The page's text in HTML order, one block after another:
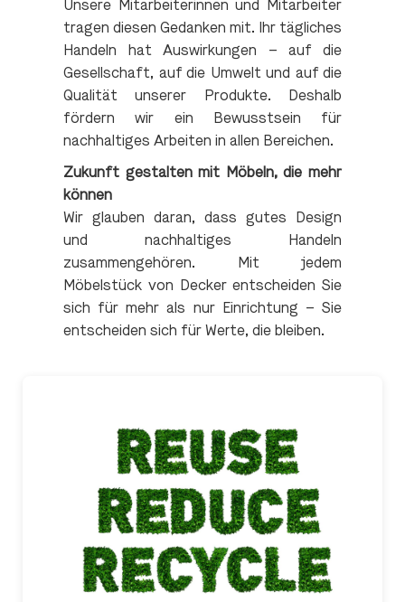
Unsere Mitarbeiterinnen und Mitarbeiter
tragen diesen Gedanken mit. Ihr tägliches
Handeln hat Auswirkungen – auf die
Gesellschaft, auf die Umwelt und auf die
Qualität unserer Produkte. Deshalb
fördern wir ein Bewusstsein für
nachhaltiges Arbeiten in allen Bereichen.
Zukunft gestalten mit Möbeln, die mehr
können
Wir glauben daran, dass gutes Design
und nachhaltiges Handeln
zusammengehören. Mit jedem
Möbelstück von Decker entscheiden Sie
sich für mehr als nur Einrichtung – Sie
entscheiden sich für Werte, die bleiben.